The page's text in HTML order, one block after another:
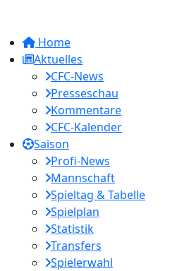
Home
Aktuelles
CFC-News
Presseschau
Kommentare
CFC-Kalender
Saison
Profi-News
Mannschaft
Spieltag & Tabelle
Spielplan
Statistik
Transfers
Spielerwahl